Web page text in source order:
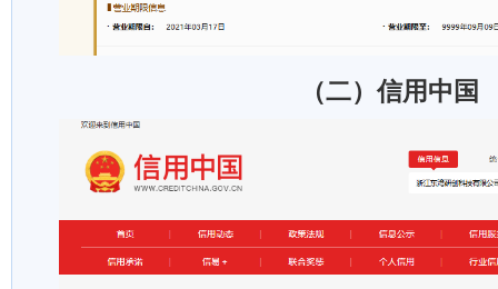
（二）信用中国